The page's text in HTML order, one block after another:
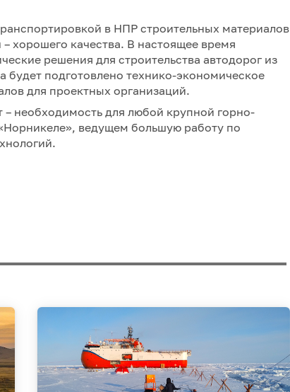
в НПР строительных материалов
хорошего качества. В настоящее время
решения для строительства автодорог из
подготовлено технико-экономическое
для проектных организаций.
необходимость для любой крупной горно-
ведущем большую работу по